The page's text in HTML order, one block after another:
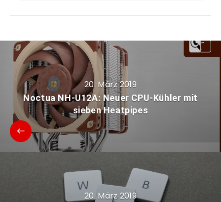
20. März 2019
Noctua NH-U12A: Neuer CPU-Kühler mit
sieben Heatpipes
20. März 2019